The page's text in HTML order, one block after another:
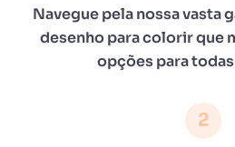
Navegue pela nossa vasta
desenho para colorir que
opções para
2